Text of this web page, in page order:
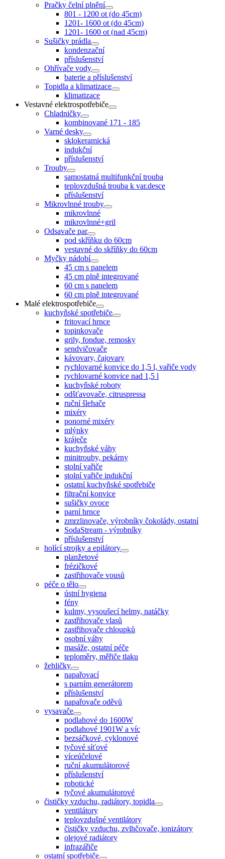
Pračky čelní plnění
801 - 1200 ot (do 45cm)
1201- 1600 ot (do 45cm)
1201- 1600 ot (nad 45cm)
Sušičky prádla
kondenzační
příslušenství
Ohřívače vody
baterie a příslušenství
Topidla a klimatizace
klimatizace
Vestavné elektrospotřebiče
Chladničky
kombinované 171 - 185
Varné desky
sklokeramická
indukční
příslušenství
Trouby
samostatná multifunkční trouba
teplovzdušná trouba k var.desce
příslušenství
Mikrovlnné trouby
mikrovlnné
mikrovlnné+gril
Odsavače par
pod skříňku do 60cm
vestavné do skříňky do 60cm
Myčky nádobí
45 cm s panelem
45 cm plně integrované
60 cm s panelem
60 cm plně integrované
Malé elektrospotřebiče
kuchyňské spotřebiče
fritovací hrnce
topinkovače
grily, fondue, remosky
sendvičovače
kávovary, čajovary
rychlovarné konvice do 1,5 l, vařiče vody
rychlovarné konvice nad 1,5 l
kuchyňské roboty
odšťavovače, citruspressa
ruční šlehače
mixéry
ponorné mixéry
mlýnky
kráječe
kuchyňské váhy
minitrouby, pekárny
stolní vařiče
stolní vařiče indukční
ostatní kuchyňské spotřebiče
filtrační konvice
sušičky ovoce
parní hrnce
zmrzlinovače, výrobníky čokolády, ostatní
SodaStream - výrobníky
příslušenství
holící strojky a epilátory
planžetové
frézičkové
zastřihovače vousů
péče o tělo
ústní hygiena
fény
kulmy, vysoušecí helmy, natáčky
zastřihovače vlasů
zastřihovače chloupků
osobní váhy
masáže, ostatní péče
teploměry, měřiče tlaku
žehličky
napařovací
s parním generátorem
příslušenství
napařovače oděvů
vysavače
podlahové do 1600W
podlahové 1901W a víc
bezsáčkové, cyklonové
tyčové síťové
víceúčelové
ruční akumulátorové
příslušenství
robotické
tyčové akumulátorové
čističky vzduchu, radiátory, topidla
ventilátory
teplovzdušné ventilátory
čističky vzduchu, zvlhčovače, ionizátory
olejové radiátory
infrazářiče
ostatní spotřebiče